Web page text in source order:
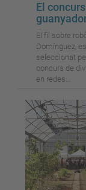
El
El fil sobre
Domínguez,
seleccionat
concurs de
en redes...